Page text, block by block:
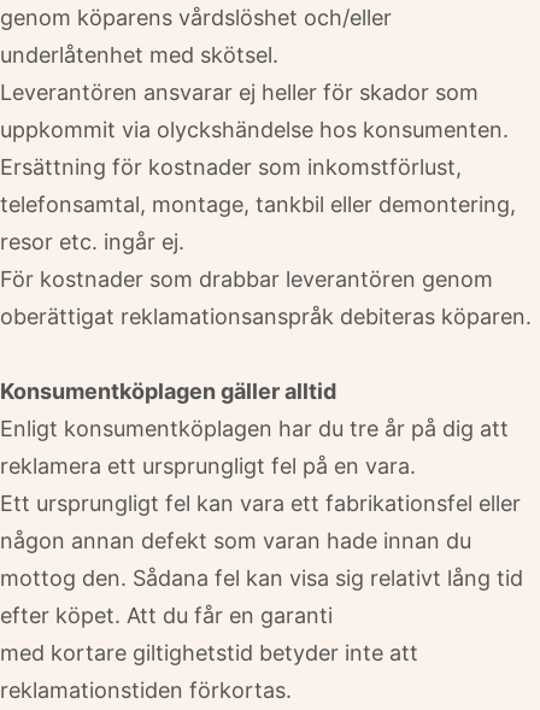
genom köparens vårdslöshet och/eller
underlåtenhet med skötsel.
Leverantören ansvarar ej heller för skador som
uppkommit via olyckshändelse hos konsumenten.
Ersättning för kostnader som inkomstförlust,
telefonsamtal, montage, tankbil eller demontering,
resor etc. ingår ej.
För kostnader som drabbar leverantören genom
oberättigat reklamationsanspråk debiteras köparen.
Konsumentköplagen gäller alltid
Enligt konsumentköplagen har du tre år på dig att
reklamera ett ursprungligt fel på en vara.
Ett ursprungligt fel kan vara ett fabrikationsfel eller
någon annan defekt som varan hade innan du
mottog den. Sådana fel kan visa sig relativt lång tid
efter köpet. Att du får en garanti
med kortare giltighetstid betyder inte att
reklamationstiden förkortas.